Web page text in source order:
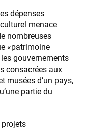
dépenses
menace
nombreuses
«patrimoine
gouvernements
consacrées aux
musées d’un pays,
partie du